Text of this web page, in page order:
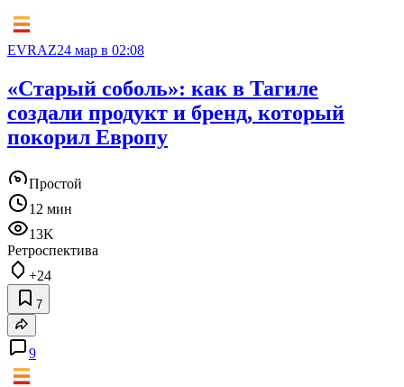
EVRAZ24 мар в 02:08
«Старый соболь»: как в Тагиле
создали продукт и бренд, который
покорил Европу
Простой
12 мин
13K
Ретроспектива
+24
7
9